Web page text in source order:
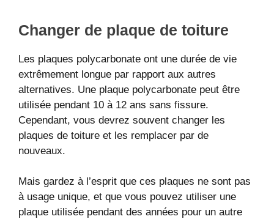
Changer de plaque de toiture
Les plaques polycarbonate ont une durée de vie
extrêmement longue par rapport aux autres
alternatives. Une plaque polycarbonate peut être
utilisée pendant 10 à 12 ans sans fissure.
Cependant, vous devrez souvent changer les
plaques de toiture et les remplacer par de
nouveaux.
Mais gardez à l’esprit que ces plaques ne sont pas
à usage unique, et que vous pouvez utiliser une
plaque utilisée pendant des années pour un autre